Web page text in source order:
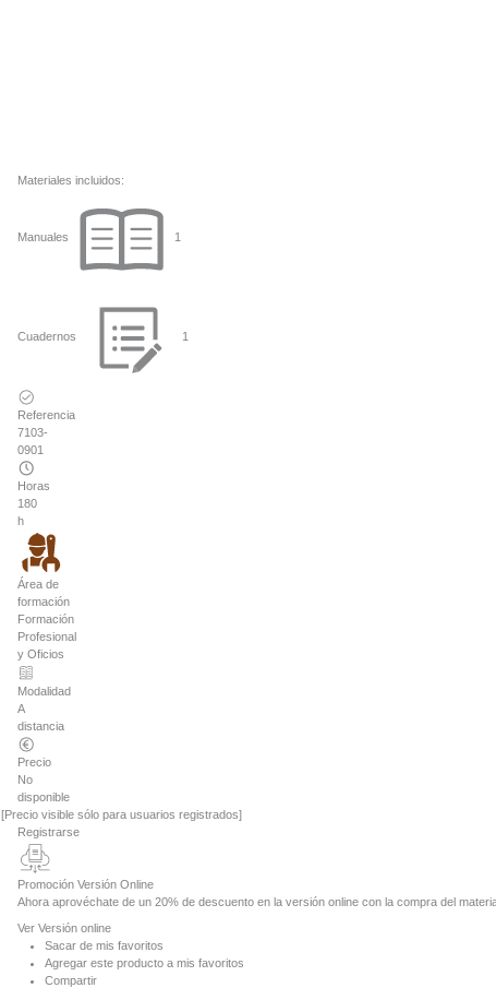
Materiales incluidos:
Manuales 1
Cuadernos 1
Referencia
7103-
0901
Horas
180
h
Área de
formación
Formación
Profesional
y Oficios
Modalidad
A
distancia
Precio
No
disponible
[Precio visible sólo para usuarios registrados]
Registrarse
Promoción Versión Online
Ahora aprovéchate de un 20% de descuento en la versión online con la compra del
Ver Versión online
Sacar de mis favoritos
Agregar este producto a mis favoritos
Compartir